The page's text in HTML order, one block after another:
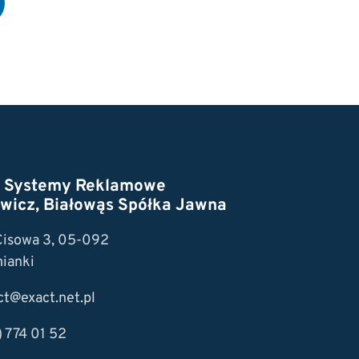
Reklamowe
Białowąs Spółka Jawna
3, 05-092
774 01 52